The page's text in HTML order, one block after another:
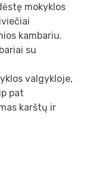
mokyklos
kambariu.
su
valgykloje,
pat
karštų ir